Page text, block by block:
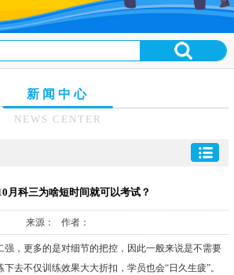
新闻中心
NEWS CENTER
月科三为啥短时间就可以考试？
来源： 作者：
强，更多的是对细节的把控，因此一般来说是不需要
去不仅训练效果大大折扣，学员也会“日久生疲”。